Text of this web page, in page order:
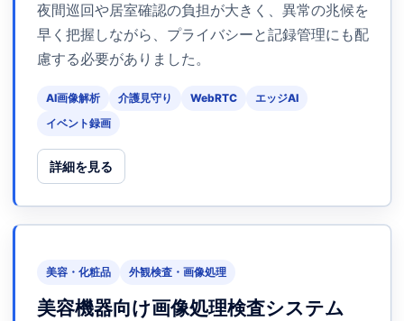
夜間巡回や居室確認の負担が大きく、異常の兆候を
早く把握しながら、プライバシーと記録管理にも配
慮する必要がありました。
AI画像解析 介護見守り WebRTC
エッジAI
イベント録画
詳細を見る
美容・化粧品 外観検査・画像処理
美容機器向け画像処理検査システム